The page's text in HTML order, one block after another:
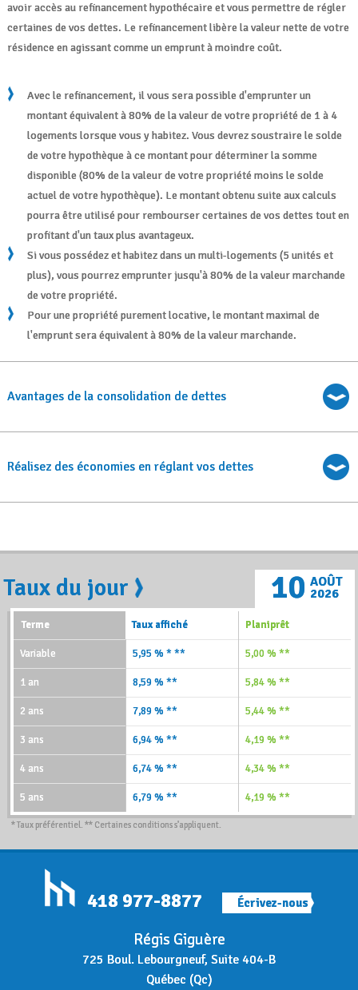
avoir accès au refinancement hypothécaire et vous permettre de régler
certaines de vos dettes. Le refinancement libère la valeur nette de votre
résidence en agissant comme un emprunt à moindre coût.
Avec le refinancement, il vous sera possible d'emprunter un
montant équivalent à 80% de la valeur de votre propriété de 1 à 4
logements lorsque vous y habitez. Vous devrez soustraire le solde
de votre hypothèque à ce montant pour déterminer la somme
disponible (80% de la valeur de votre propriété moins le solde
actuel de votre hypothèque). Le montant obtenu suite aux calculs
pourra être utilisé pour rembourser certaines de vos dettes tout en
profitant d'un taux plus avantageux.
Si vous possédez et habitez dans un multi-logements (5 unités et
plus), vous pourrez emprunter jusqu'à 80% de la valeur marchande
de votre propriété.
Pour une propriété purement locative, le montant maximal de
l'emprunt sera équivalent à 80% de la valeur marchande.
Avantages de la consolidation de dettes
Réalisez des économies en réglant vos dettes
Taux du jour 10 AOÛT
2026
Terme Taux affiché Planiprêt
Variable 5,95 % * ** 5,00 % **
1 an 8,59 % ** 5,84 % **
2 ans 7,89 % ** 5,44 % **
3 ans 6,94 % ** 4,19 % **
4 ans 6,74 % ** 4,34 % **
5 ans 6,79 % ** 4,19 % **
* Taux préférentiel. ** Certaines conditions s'appliquent.
418 977-8877 Écrivez-nous
Régis Giguère
725 Boul. Lebourgneuf, Suite 404-B
Québec (Qc)